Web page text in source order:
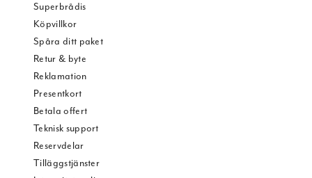
Superbrådis
Köpvillkor
Spåra ditt paket
Retur & byte
Reklamation
Presentkort
Betala offert
Teknisk support
Reservdelar
Tilläggstjänster